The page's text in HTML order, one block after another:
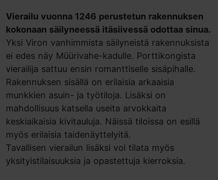
Vierailu vuonna 1246 perustetun rakennuksen
kokonaan säilyneessä itäsiivessä odottaa sinua.
Yksi Viron vanhimmista säilyneistä rakennuksista
ei edes näy Müürivahe-kadulle. Porttikongista
vierailija sattuu ensin romanttiselle sisäpihalle.
Rakennuksen sisällä on erilaisia arkaaisia
munkkien asuin- ja työtiloja. Lisäksi on
mahdollisuus katsella useita arvokkaita
keskiaikaisia kivitauluja. Näissä tiloissa on esillä
myös erilaisia taidenäyttelyitä.
Tavallisen vierailun lisäksi voi tilata myös
yksityistilaisuuksia ja opastettuja kierroksia.